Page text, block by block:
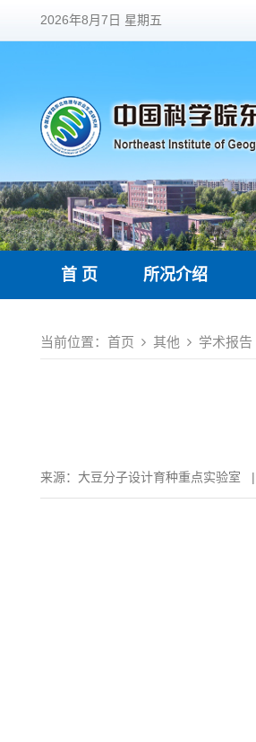
2026年8月7日 星期五
首 页 所况介绍
当前位置： 首页 其他 学术报告
来源： 大豆分子设计育种重点实验室 |